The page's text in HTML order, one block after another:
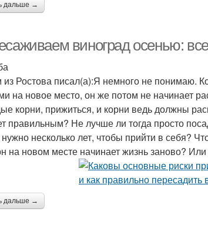
дальше →
виноград осенью:
Ростова писал(а):Я немного не понимаю.
на новое место, он же потом не начинает
корни, прижиться, и корни ведь должны
правильным? Не лучше ли тогда просто
несколько лет, чтобы прийти в себя?
на новом месте начинает жизнь заново?
дальше →